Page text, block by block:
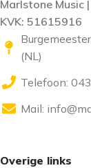
Marlstone Music
KVK: 51615916
(NL)
Telefoon:
Mail:
Overige links